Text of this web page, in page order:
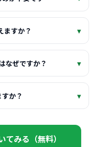
ますか？ ▾
なぜですか？ ▾
か？ ▾
みる（無料）